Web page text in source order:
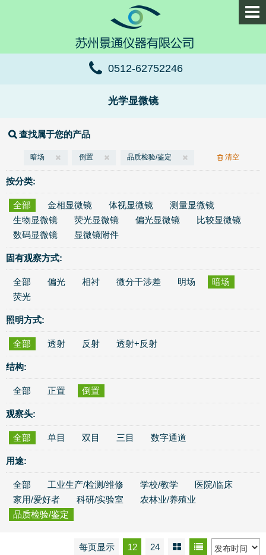
0512-62752246
光学显微镜
查找属于您的产品
暗场 倒置 品质检验/鉴定 清空
按分类:
全部 金相显微镜 体视显微镜
测量显微镜
生物显微镜
荧光显微镜 偏光显微镜
比较显微镜
数码显微镜
显微镜附件
固有观察方式:
全部 偏光 相衬 微分干涉差 明场
暗场
荧光
照明方式:
全部 透射 反射 透射+反射
结构:
全部 正置 倒置
观察头:
全部 单目 双目 三目 数字通道
用途:
全部 工业生产/检测/维修 学校/教学
医院/临床
家用/爱好者
科研/实验室
农林业/养殖业
品质检验/鉴定
每页显示 12 24